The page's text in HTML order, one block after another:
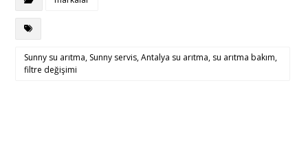
Sunny su arıtma, Sunny servis, Antalya su arıtma, su arıtma bakım,
filtre değişimi